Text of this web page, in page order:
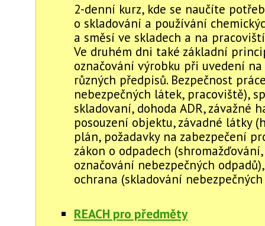
2-denní kurz, kde se naučíte
o skladování a používání
a směsí ve skladech a na
Ve druhém dni také základní
označování výrobku při uvedení
různých předpisů. Bezpečnost
nebezpečných látek, pracoviště),
skladovaní, dohoda ADR, závažné
posouzení objektu, závadné látky
plán, požadavky na zabezpečení
zákon o odpadech
označování nebezpečných
ochrana (skladování
REACH pro předměty